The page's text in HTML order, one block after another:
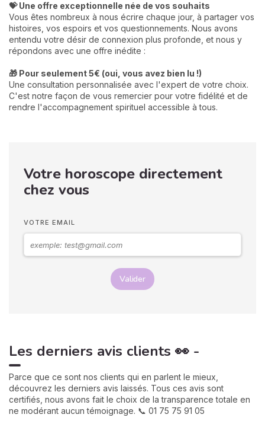
💝 Une offre exceptionnelle née de vos souhaits
Vous êtes nombreux à nous écrire chaque jour, à partager vos
histoires, vos espoirs et vos questionnements. Nous avons
entendu votre désir de connexion plus profonde, et nous y
répondons avec une offre inédite :
🎁 Pour seulement 5€ (oui, vous avez bien lu !)
Une consultation personnalisée avec l'expert de votre choix.
C'est notre façon de vous remercier pour votre fidélité et de
rendre l'accompagnement spirituel accessible à tous.
Votre horoscope directement
chez vous
VOTRE EMAIL
Valider
Les derniers avis clients 👀 -
Parce que ce sont nos clients qui en parlent le mieux,
découvrez les derniers avis laissés. Tous ces avis sont
certifiés, nous avons fait le choix de la transparence totale en
ne modérant aucun témoignage. 📞 01 75 75 91 05